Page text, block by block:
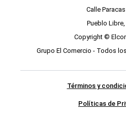
Calle
Pueblo
Copyright ©
Grupo El Comercio - Todos
Términos y
Políticas de